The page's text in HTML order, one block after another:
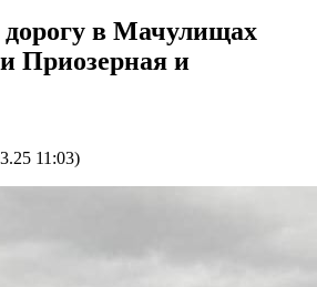
в Мачулищах
Приозерная и
11:03)